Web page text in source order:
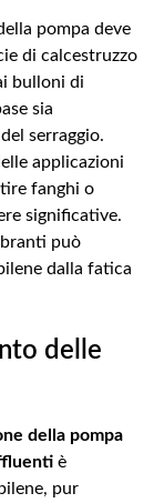
pompa deve
di calcestruzzo
bulloni di
sia
serraggio.
applicazioni
fanghi o
significative.
può
dalla fatica
delle
della pompa
è
pur